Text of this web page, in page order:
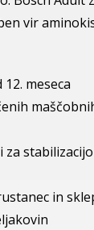
vir
meseca
za
in